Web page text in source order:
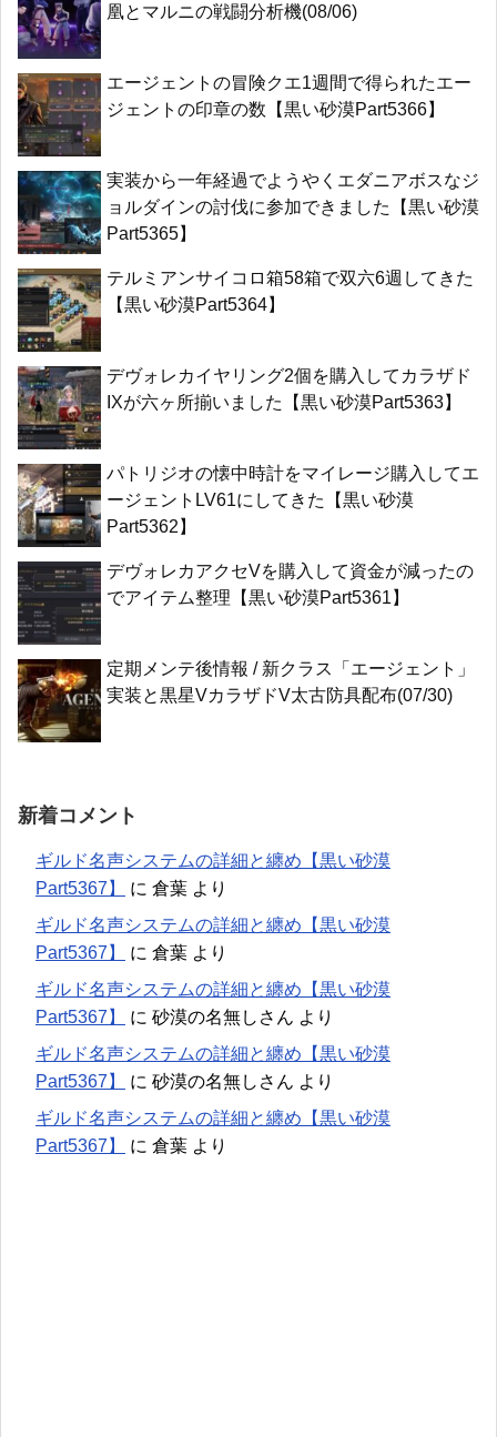
凰とマルニの戦闘分析機(08/06)
エージェントの冒険クエ1週間で得られたエー
ジェントの印章の数【黒い砂漠Part5366】
実装から一年経過でようやくエダニアボスなジ
ョルダインの討伐に参加できました【黒い砂漠
Part5365】
テルミアンサイコロ箱58箱で双六6週してきた
【黒い砂漠Part5364】
デヴォレカイヤリング2個を購入してカラザド
IXが六ヶ所揃いました【黒い砂漠Part5363】
パトリジオの懐中時計をマイレージ購入してエ
ージェントLV61にしてきた【黒い砂漠
Part5362】
デヴォレカアクセVを購入して資金が減ったの
でアイテム整理【黒い砂漠Part5361】
定期メンテ後情報 / 新クラス「エージェント」
実装と黒星VカラザドV太古防具配布(07/30)
新着コメント
ギルド名声システムの詳細と纏め【黒い砂漠
Part5367】
に 倉葉 より
ギルド名声システムの詳細と纏め【黒い砂漠
Part5367】
に 倉葉 より
ギルド名声システムの詳細と纏め【黒い砂漠
Part5367】
に 砂漠の名無しさん より
ギルド名声システムの詳細と纏め【黒い砂漠
Part5367】
に 砂漠の名無しさん より
ギルド名声システムの詳細と纏め【黒い砂漠
Part5367】
に 倉葉 より